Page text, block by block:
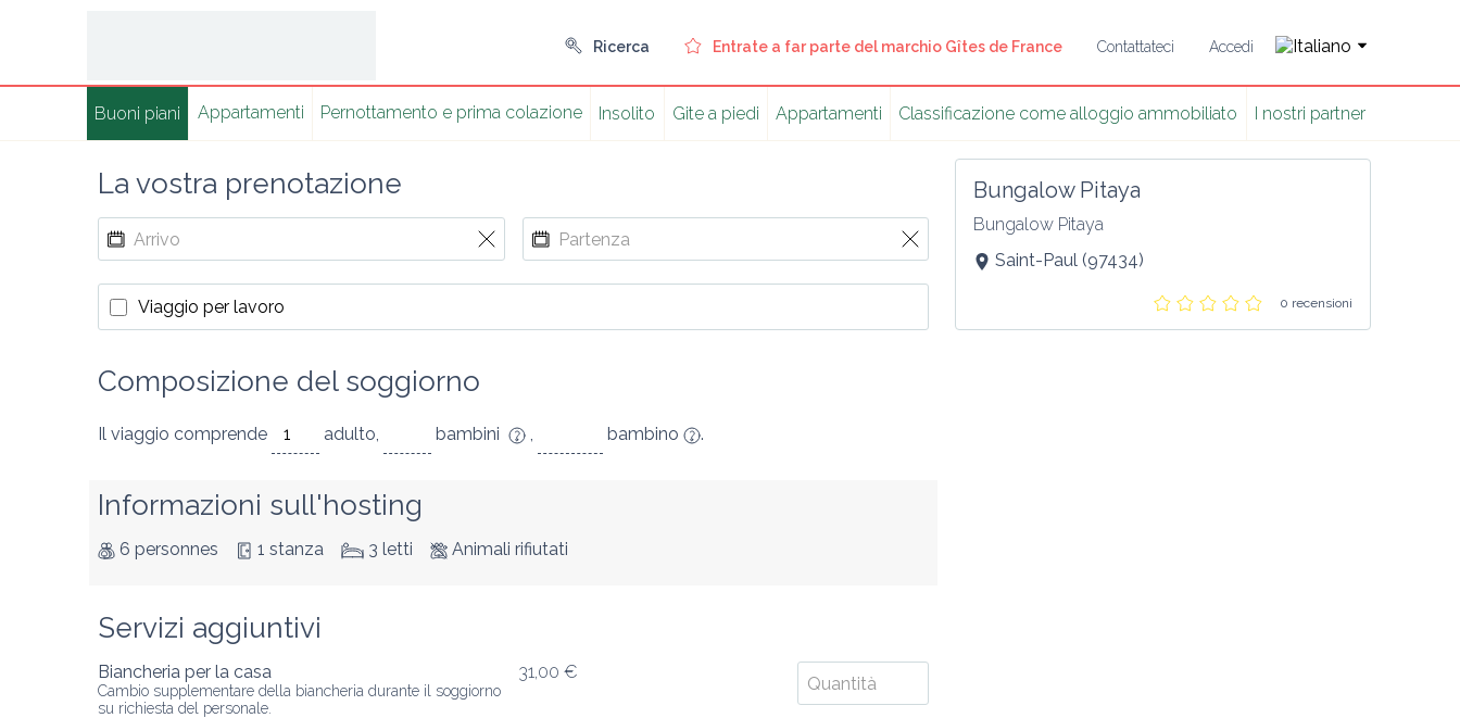
Ricerca Entrate a far parte del marchio Gîtes de France Contattateci Accedi
Buoni piani Appartamentiㅤ Pernottamento e prima colazioneㅤ Insolito Gite a piedi Appartamenti Classificazione come alloggio ammobiliato I nostri partner
La vostra prenotazione
Viaggio per lavoro
Composizione del soggiorno
Il viaggio comprende adulto, bambini , bambino .
Informazioni sull'hosting
6 personnes 1 stanza 3 letti Animali rifiutati
Servizi aggiuntivi
Biancheria per la casa
Cambio supplementare della biancheria durante il soggiorno
su richiesta del personale.
31,00 €
Bungalow Pitaya
Bungalow Pitaya
Saint-Paul (97434)
0 recensioni